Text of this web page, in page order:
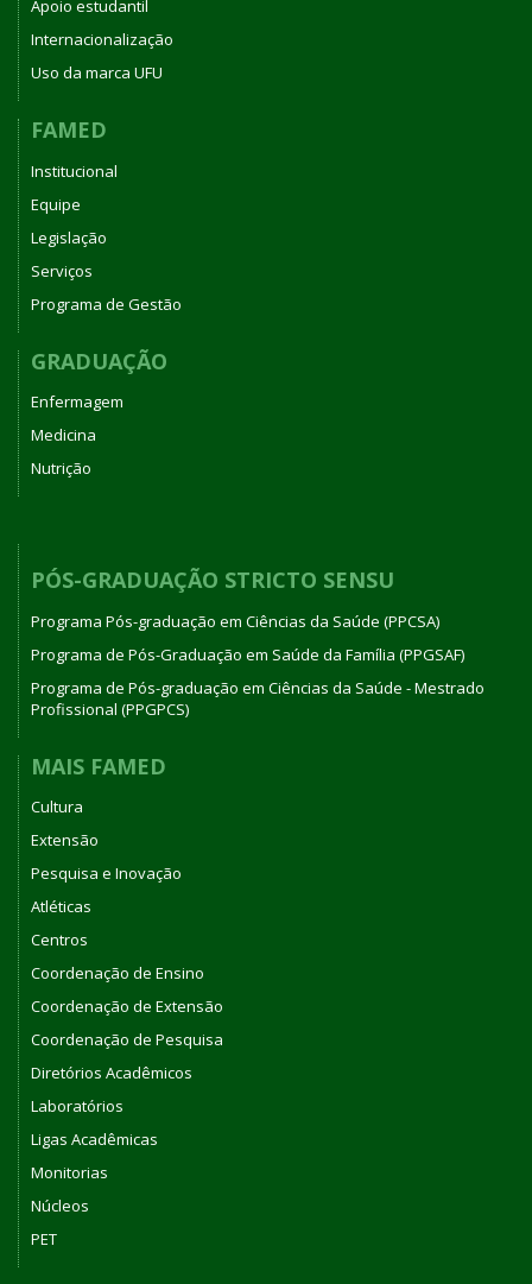
Apoio estudantil
Internacionalização
Uso da marca UFU
FAMED
Institucional
Equipe
Legislação
Serviços
Programa de Gestão
GRADUAÇÃO
Enfermagem
Medicina
Nutrição
PÓS-GRADUAÇÃO STRICTO SENSU
Programa Pós-graduação em Ciências da Saúde (PPCSA)
Programa de Pós-Graduação em Saúde da Família (PPGSAF)
Programa de Pós-graduação em Ciências da Saúde - Mestrado
Profissional (PPGPCS)
MAIS FAMED
Cultura
Extensão
Pesquisa e Inovação
Atléticas
Centros
Coordenação de Ensino
Coordenação de Extensão
Coordenação de Pesquisa
Diretórios Acadêmicos
Laboratórios
Ligas Acadêmicas
Monitorias
Núcleos
PET